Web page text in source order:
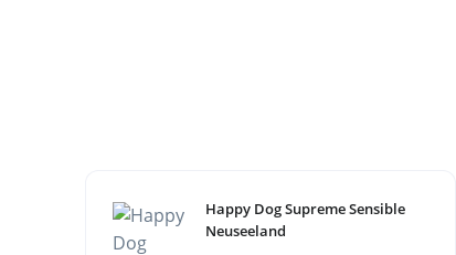
Happy Dog Supreme Sensible
Neuseeland